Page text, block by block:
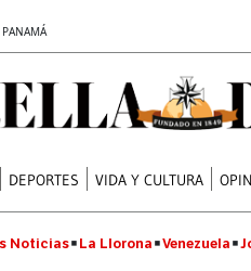
DEPORTES VIDA Y CULTURA
Noticias La Llorona Venezuela